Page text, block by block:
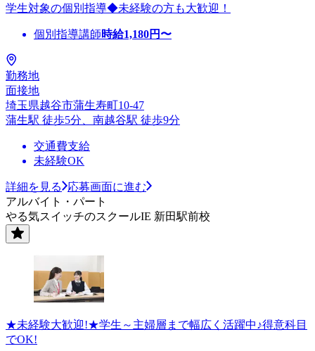
学生対象の個別指導◆未経験の方も大歓迎！
個別指導講師時給1,180円〜
勤務地
面接地
埼玉県越谷市蒲生寿町10-47
蒲生駅 徒歩5分、南越谷駅 徒歩9分
交通費支給
未経験OK
詳細を見る
応募画面に進む
アルバイト・パート
やる気スイッチのスクールIE 新田駅前校
★未経験大歓迎!★学生～主婦層まで幅広く活躍中♪得意科目
でOK!